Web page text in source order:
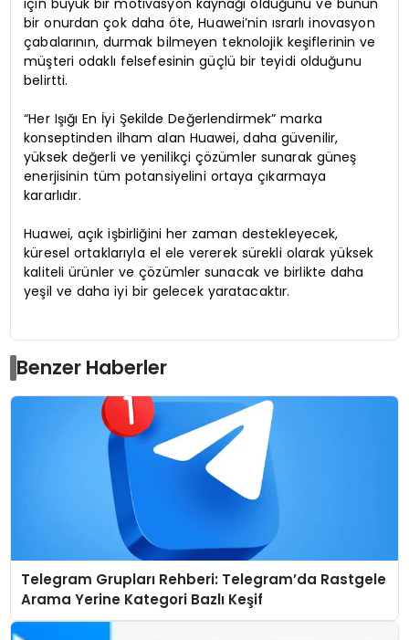
için büyük bir motivasyon kaynağı olduğunu ve bunun
bir onurdan çok daha öte, Huawei’nin ısrarlı inovasyon
çabalarının, durmak bilmeyen teknolojik keşiflerinin ve
müşteri odaklı felsefesinin güçlü bir teyidi olduğunu
belirtti.
“Her Işığı En İyi Şekilde Değerlendirmek” marka
konseptinden ilham alan Huawei, daha güvenilir,
yüksek değerli ve yenilikçi çözümler sunarak güneş
enerjisinin tüm potansiyelini ortaya çıkarmaya
kararlıdır.
Huawei, açık işbirliğini her zaman destekleyecek,
küresel ortaklarıyla el ele vererek sürekli olarak yüksek
kaliteli ürünler ve çözümler sunacak ve birlikte daha
yeşil ve daha iyi bir gelecek yaratacaktır.
Benzer Haberler
Telegram Grupları Rehberi: Telegram’da Rastgele
Arama Yerine Kategori Bazlı Keşif